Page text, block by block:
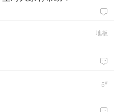

地板

5#